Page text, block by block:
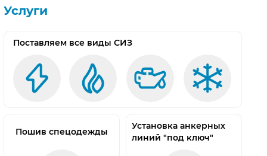
Услуги
Поставляем все виды СИЗ
Пошив спецодежды
Установка анкерных
линий "под ключ"